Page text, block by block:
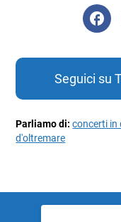
Seguici su
Parliamo di:concerti in
d'oltremare